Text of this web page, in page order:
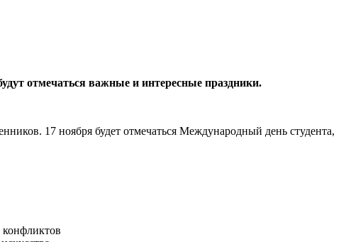
отмечаться важные и интересные праздники.
17 ноября будет отмечаться Международный день студента,